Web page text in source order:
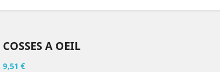
COSSES A OEIL
9,51 €